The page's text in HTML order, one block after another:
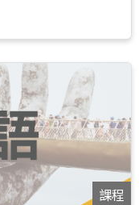
課程